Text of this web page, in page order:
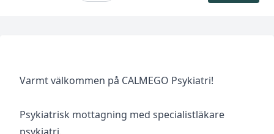
Varmt välkommen på CALMEGO Psykiatri!
Psykiatrisk mottagning med specialistläkare